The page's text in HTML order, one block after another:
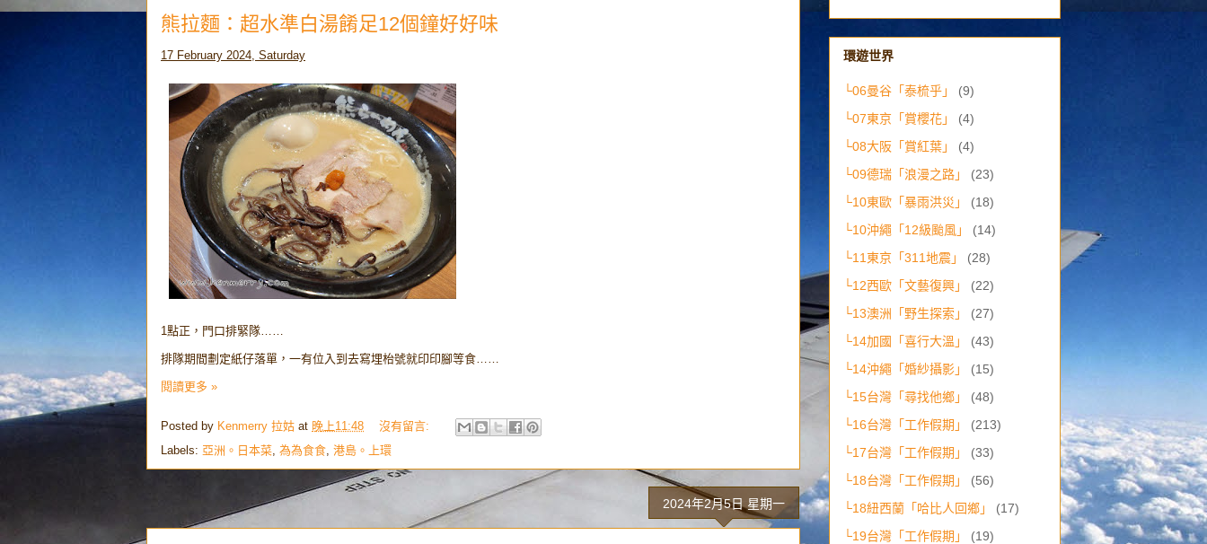
熊拉麵：超水準白湯餚足12個鐘好好味
17 February 2024, Saturday
1點正，門口排緊隊……
排隊期間劃定紙仔落單，一有位入到去寫埋枱號就印印腳等食……
閱讀更多 »
Posted by Kenmerry 拉姑 at 晚上11:48
沒有留言:
Labels: 亞洲。日本菜 為為食食 港島。上環
2024年2月5日 星期一
環遊世界
└06曼谷「泰梳乎」
(9)
└07東京「賞櫻花」
(4)
└08大阪「賞紅葉」
(4)
└09德瑞「浪漫之路」
(23)
└10東歐「暴雨洪災」
(18)
└10沖繩「12級颱風」
(14)
└11東京「311地震」
(28)
└12西歐「文藝復興」
(22)
└13澳洲「野生探索」
(27)
└14加國「喜行大溫」
(43)
└14沖繩「婚紗攝影」
(15)
└15台灣「尋找他鄉」
(48)
└16台灣「工作假期」
(213)
└17台灣「工作假期」
(33)
└18台灣「工作假期」
(56)
└18紐西蘭「哈比人回鄉」
(17)
└19台灣「工作假期」
(19)